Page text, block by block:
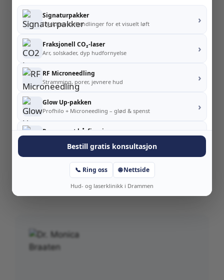
Ofte stilte spørsmål
Hva hvis jeg ikke responderer?
Vil jeg gå rett opp igjen hvis jeg
Signaturpakker
Injeksjonsbehandlinger for et visuelt løft ›
Fraksjonell CO₂-laser
Arr, solskader, dyp hudfornyelse ›
RF Microneedling
Stramming, porer, jevnere hud ›
Glow Up-pakken
Profhilo + Microneedling – glød & spenst ›
Permanent hårfjerning ›
Fjerning av tatovering
Fastpris – til den er borte
Bestill gratis konsultasjon
📞 Ring oss 🌐 Nettside
Hud- og laserklinikk i Drammen